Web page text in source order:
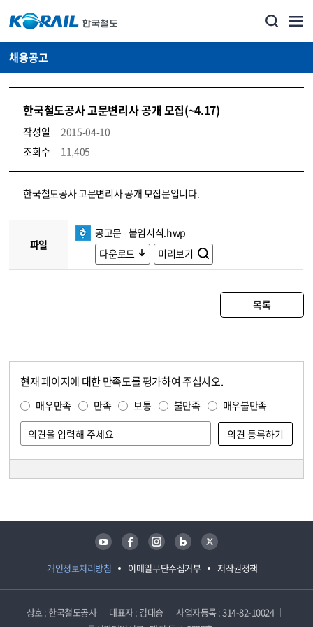
채용공고
한국철도공사 고문변리사 공개 모집(~4.17)
작성일
2015-04-10
조회수
11,405
코레일소개_경영공시_채용공고 상세보기 – 내용, 파일, 담당자 연락처로 구성
한국철도공사 고문변리사 공개 모집문입니다.
파일
공고문 - 붙임서식.hwp
다운로드
미리보기
목록
현재 페이지에 대한 만족도를 평가하여 주십시오.
매우만족 만족 보통 불만족 매우불만족
개인정보처리방침 이메일무단수집거부 저작권정책
유튜브 페이스북 인스타그램 블로그 트위터
상호 : 한국철도공사 대표자 : 김태승
사업자등록 : 314-82-10024